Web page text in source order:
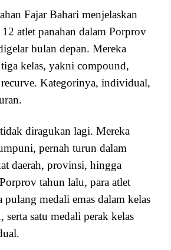
Fajar Bahari menjelaskan
atlet panahan dalam Porprov
bulan depan. Mereka
kelas, yakni compound,
Kategorinya, individual,
diragukan lagi. Mereka
pernah turun dalam
daerah, provinsi, hingga
tahun lalu, para atlet
pulang medali emas dalam kelas
serta satu medali perak kelas